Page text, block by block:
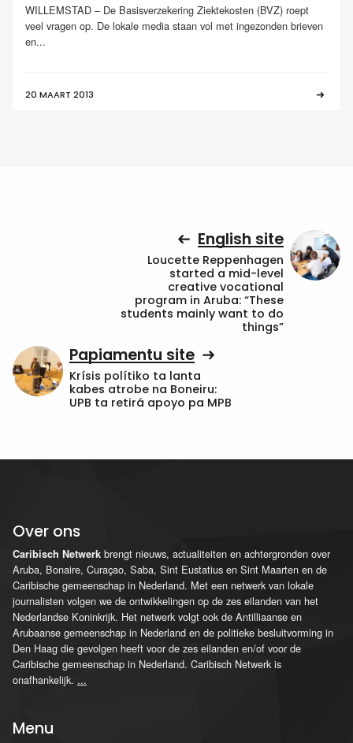
WILLEMSTAD – De Basisverzekering Ziektekosten (BVZ) roept
veel vragen op. De lokale media staan vol met ingezonden brieven
en...
20 MAART 2013
English site
Loucette Reppenhagen
started a mid-level
creative vocational
program in Aruba: “These
students mainly want to do
things”
Papiamentu site
Krísis polítiko ta lanta
kabes atrobe na Boneiru:
UPB ta retirá apoyo pa MPB
Over ons
Caribisch Netwerk brengt nieuws, actualiteiten en achtergronden over
Aruba, Bonaire, Curaçao, Saba, Sint Eustatius en Sint Maarten en de
Caribische gemeenschap in Nederland. Met een netwerk van lokale
journalisten volgen we de ontwikkelingen op de zes eilanden van het
Nederlandse Koninkrijk. Het netwerk volgt ook de Antilliaanse en
Arubaanse gemeenschap in Nederland en de politieke besluitvorming in
Den Haag die gevolgen heeft voor de zes eilanden en/of voor de
Caribische gemeenschap in Nederland. Caribisch Netwerk is
onafhankelijk. ...
Menu